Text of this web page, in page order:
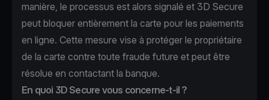
manière, le processus est alors signalé et 3D Secure
peut bloquer entièrement la carte pour les paiements
en ligne. Cette mesure vise à protéger le propriétaire
de la carte contre toute fraude future et peut être
résolue en contactant la banque.
En quoi 3D Secure vous concerne-t-il ?